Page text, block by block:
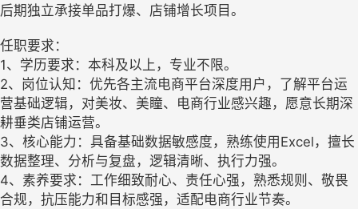
后期独立承接单品打爆、店铺增长项目。
任职要求：
1、学历要求：本科及以上，专业不限。
2、岗位认知：优先各主流电商平台深度用户，了解平台运
营基础逻辑，对美妆、美瞳、电商行业感兴趣，愿意长期深
耕垂类店铺运营。
3、核心能力：具备基础数据敏感度，熟练使用Excel，擅长
数据整理、分析与复盘，逻辑清晰、执行力强。
4、素养要求：工作细致耐心、责任心强，熟悉规则、敬畏
合规，抗压能力和目标感强，适配电商行业节奏。